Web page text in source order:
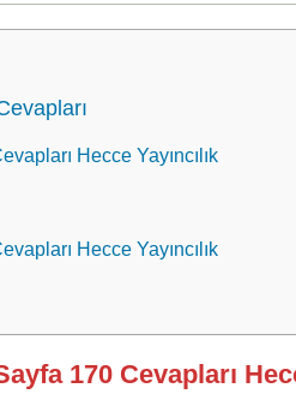
Hecce Yayıncılık
Hecce Yayıncılık
170 Cevapları